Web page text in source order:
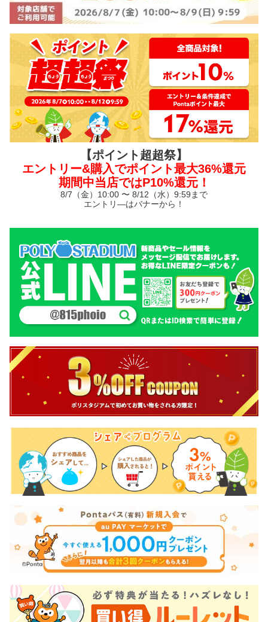
【ポイント超超祭】
エントリー&購入でポイント最大36%還元
期間中当店ではP10%還元！
8/7（金）10:00 〜 8/12（水）9:59まで
エントリ—はバナーから！